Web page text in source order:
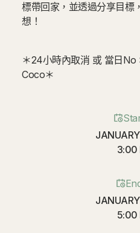
標帶回家，並透過分享目標
想！
＊24小時內取消 或 當日No
Coco＊
3:00
5:00